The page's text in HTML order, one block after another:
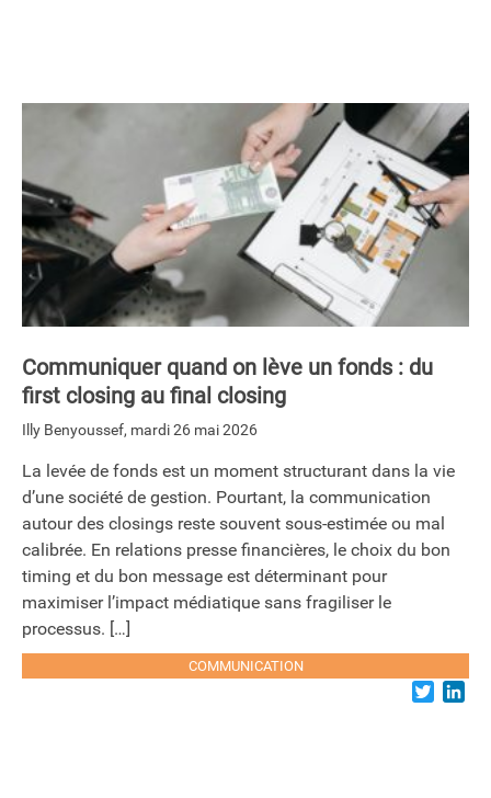
Communiquer quand on lève un fonds : du
first closing au final closing
Illy Benyoussef, mardi 26 mai 2026
La levée de fonds est un moment structurant dans la vie
d’une société de gestion. Pourtant, la communication
autour des closings reste souvent sous-estimée ou mal
calibrée. En relations presse financières, le choix du bon
timing et du bon message est déterminant pour
maximiser l’impact médiatique sans fragiliser le
processus. […]
COMMUNICATION
Twitter